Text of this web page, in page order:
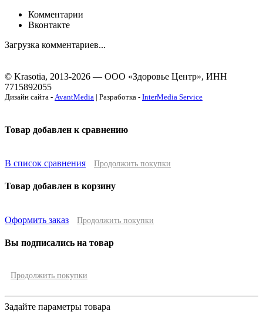
Комментарии
Вконтакте
Загрузка комментариев...
© Krasotia, 2013-2026 — ООО «Здоровье Центр», ИНН
7715892055
Дизайн сайта - AvantMedia | Разработка - InterMedia Service
Товар добавлен к сравнению
В список сравнения Продолжить покупки
Товар добавлен в корзину
Оформить заказ Продолжить покупки
Вы подписались на товар
Продолжить покупки
Задайте параметры товара